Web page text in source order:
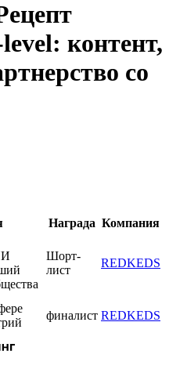
контент,
со
Награда Компания
Шорт-
лист
REDKEDS
финалист REDKEDS